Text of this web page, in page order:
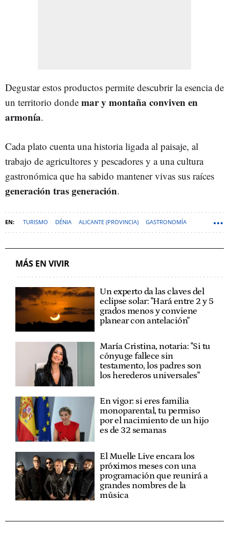
Degustar estos productos permite descubrir la esencia de
un territorio donde mar y montaña conviven en
armonía.
Cada plato cuenta una historia ligada al paisaje, al
trabajo de agricultores y pescadores y a una cultura
gastronómica que ha sabido mantener vivas sus raíces
generación tras generación.
TURISMO DÉNIA ALICANTE (PROVINCIA) GASTRONOMÍA
MÁS EN VIVIR
Un experto da las claves del
eclipse solar: "Hará entre 2 y 5
grados menos y conviene
planear con antelación"
María Cristina, notaria: "Si tu
cónyuge fallece sin
testamento, los padres son
los herederos universales"
En vigor: si eres familia
monoparental, tu permiso
por el nacimiento de un hijo
es de 32 semanas
El Muelle Live encara los
próximos meses con una
programación que reunirá a
grandes nombres de la
música